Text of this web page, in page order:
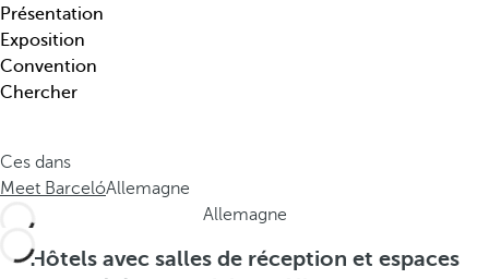
t
i
q
u
.
.
o
p
e
n
h
e
Présentation
Exposition
Convention
Chercher
Ces dans
Meet BarcelóAllemagne
Allemagne
Hôtels avec salles de réception et espaces